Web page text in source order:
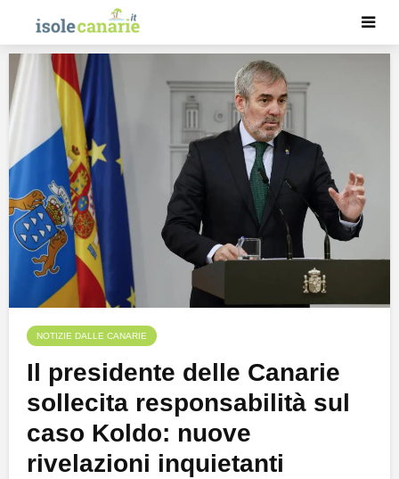
NOTIZIE DALLE CANARIE
Il presidente delle Canarie
sollecita responsabilità sul
caso Koldo: nuove
rivelazioni inquietanti